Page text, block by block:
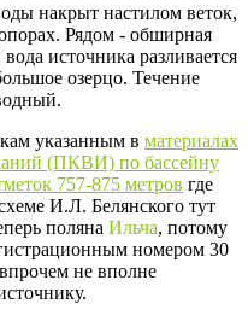
накрыт настилом веток,
Рядом - обширная
источника разливается
озерцо. Течение
указанным в материалах
(ПКВИ) по бассейну
757-875 метров где
И.Л. Белянского тут
поляна Ильча, потому
номером 30
не вполне